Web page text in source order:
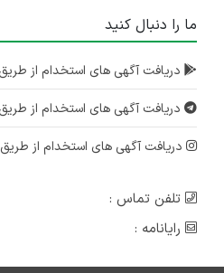
ما را دنبال کنید
دریافت آگهی های استخدام از
دریافت آگهی های استخدام از طریق
دریافت آگهی های استخدام از طریق
تلفن تماس :
رایانامه :